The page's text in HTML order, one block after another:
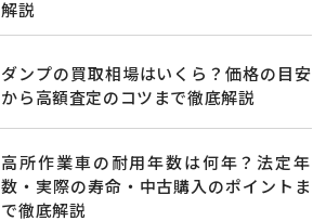
解説
ダンプの買取相場はいくら？価格の目安
から高額査定のコツまで徹底解説
高所作業車の耐用年数は何年？法定年
数・実際の寿命・中古購入のポイントま
で徹底解説